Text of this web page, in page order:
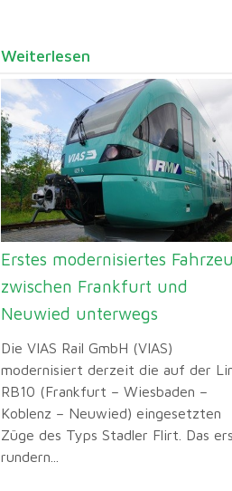
Weiterlesen
Erstes modernisiertes
zwischen Frankfurt und
Neuwied unterwegs
Die VIAS Rail GmbH (VIAS)
modernisiert derzeit die auf der
RB10 (Frankfurt – Wiesbaden –
Koblenz – Neuwied) eingesetzten
Züge des Typs Stadler Flirt. Das
rundern...